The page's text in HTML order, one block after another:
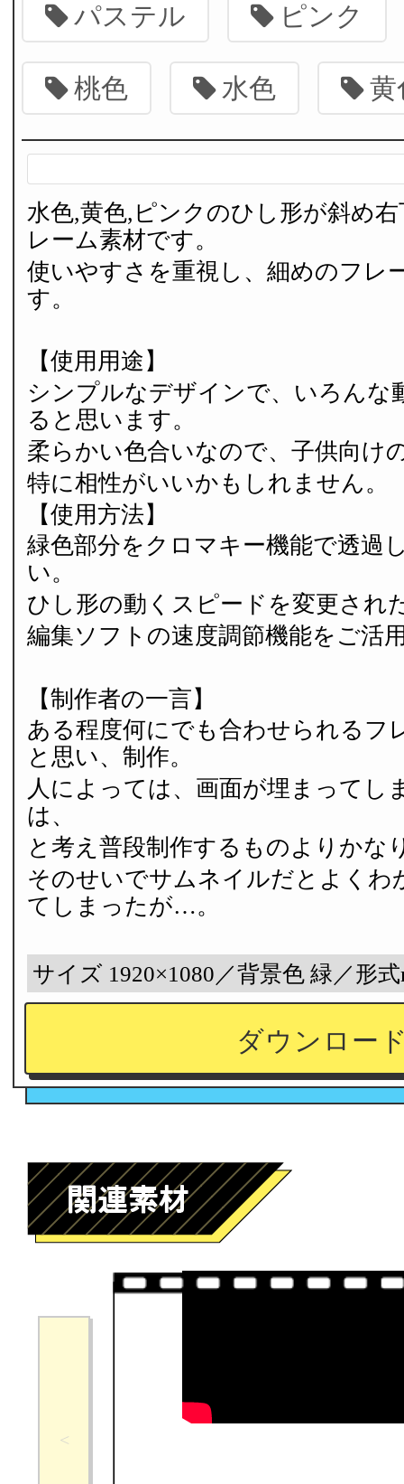
パステル ピンク
桃色 水色 黄
ダウンロー
水色,黄色,ピンクのひし形が斜め
レーム素材です。
使いやすさを重視し、細めのフレ
す。
【使用用途】
シンプルなデザインで、いろんな
ると思います。
柔らかい色合いなので、子供向け
特に相性がいいかもしれません。
【使用方法】
緑色部分をクロマキー機能で透過
い。
ひし形の動くスピードを変更され
編集ソフトの速度調節機能をご活
【制作者の一言】
ある程度何にでも合わせられるフ
と思い、制作。
人によっては、画面が埋まってし
は、
と考え普段制作するものよりかな
そのせいでサムネイルだとよくわ
てしまったが…。
サイズ 1920×1080／背景色 緑／形式